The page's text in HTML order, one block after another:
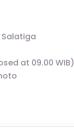
Salatiga
at 09.00 WIB)